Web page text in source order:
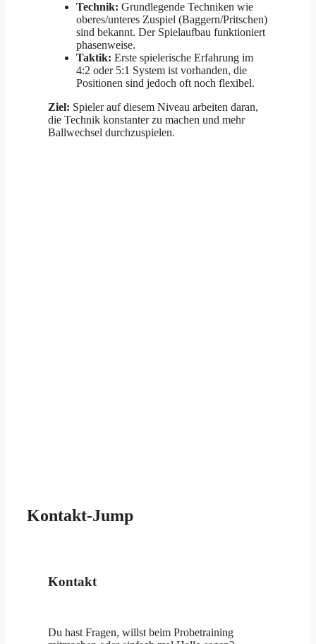
Technik: Grundlegende Techniken wie
oberes/unteres Zuspiel (Baggern/Pritschen)
sind bekannt. Der Spielaufbau funktioniert
phasenweise.
Taktik: Erste spielerische Erfahrung im
4:2 oder 5:1 System ist vorhanden, die
Positionen sind jedoch oft noch flexibel.
Ziel: Spieler auf diesem Niveau arbeiten daran,
die Technik konstanter zu machen und mehr
Ballwechsel durchzuspielen.
Kontakt-Jump
Kontakt
Du hast Fragen, willst beim Probetraining